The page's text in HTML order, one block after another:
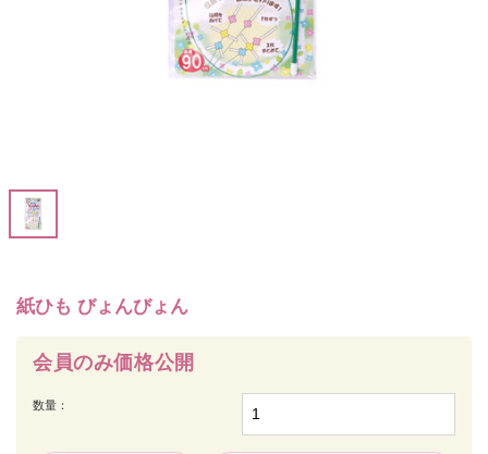
紙ひも びょんびょん
会員のみ価格公開
数量：